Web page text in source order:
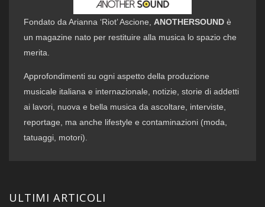
Fondato da Arianna ‘Riot’ Ascione,ANOTHERSOUND è
un magazine nato per restituire alla musica lo spazio che
merita.
Approfondimenti su ogni aspetto della produzione
musicale italiana e internazionale, notizie, storie di addetti
ai lavori, nuova e bella musica da ascoltare, interviste,
reportage, ma anche lifestyle e contaminazioni (moda,
tatuaggi, motori).
ULTIMI ARTICOLI